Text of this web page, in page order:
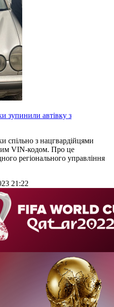
зупинили автівку з
спільно з нацгвардійцями
VIN-кодом. Про це
регіонального управління
21:22